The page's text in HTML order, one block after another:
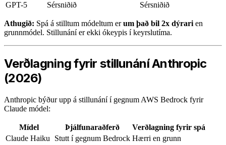
GPT-5
Sérsniðið Sérsniðið
Athugið: Spá á stilltum módeltum erum það bil 2x dýrari en
grunnmódel. Stillunání er ekki ókeypis í keyrslutíma.
Verðlagning fyrir stillunání Anthropic
(2026)
Anthropic býður upp á stillunání í gegnum AWS Bedrock fyrir
Claude módel:
Mídel Þjálfunaraðferð
Verðlagning fyrir spá
Claude Haiku
Stutt í gegnum Bedrock Hærri en grunn